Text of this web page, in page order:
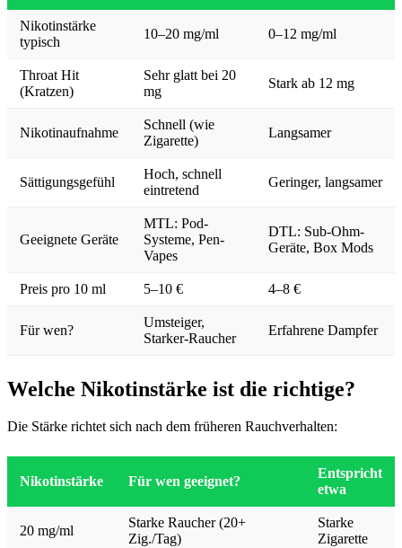
Nikotinstärke
typisch
10–20 mg/ml 0–12 mg/ml
Throat Hit
(Kratzen)
Sehr glatt bei 20
mg
Stark ab 12 mg
Nikotinaufnahme
Schnell (wie
Zigarette)
Langsamer
Sättigungsgefühl
Hoch, schnell
eintretend
Geringer, langsamer
Geeignete Geräte
MTL: Pod-
Systeme, Pen-
Vapes
DTL: Sub-Ohm-
Geräte, Box Mods
Preis pro 10 ml 5–10 € 4–8 €
Für wen?
Umsteiger,
Starker-Raucher
Erfahrene Dampfer
Welche Nikotinstärke ist die richtige?
Die Stärke richtet sich nach dem früheren Rauchverhalten:
Nikotinstärke Für wen geeignet?
Entspricht
etwa
20 mg/ml
Starke Raucher (20+
Zig./Tag)
Starke
Zigarette